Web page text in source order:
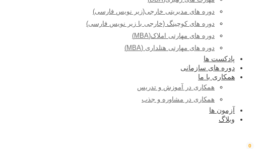
دوره های مدیریتی خارجی(زیر نویس فارسی)
دوره های کوچینگ (خارجی با زیر نویس فارسی)
دوره های مهارتی املاک(MBA)
دوره های مهارتی هتلداری (MBA)
پادکست ها
دوره های سازمانی
همکاری با ما
همکاری در آموزش و تدریس
همکاری در مشاوره و جذب
آزمون ها
وبلاگ
0